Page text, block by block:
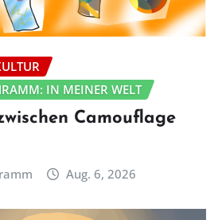
IN MEINER WELT
Camouflage
Aug. 6, 2026